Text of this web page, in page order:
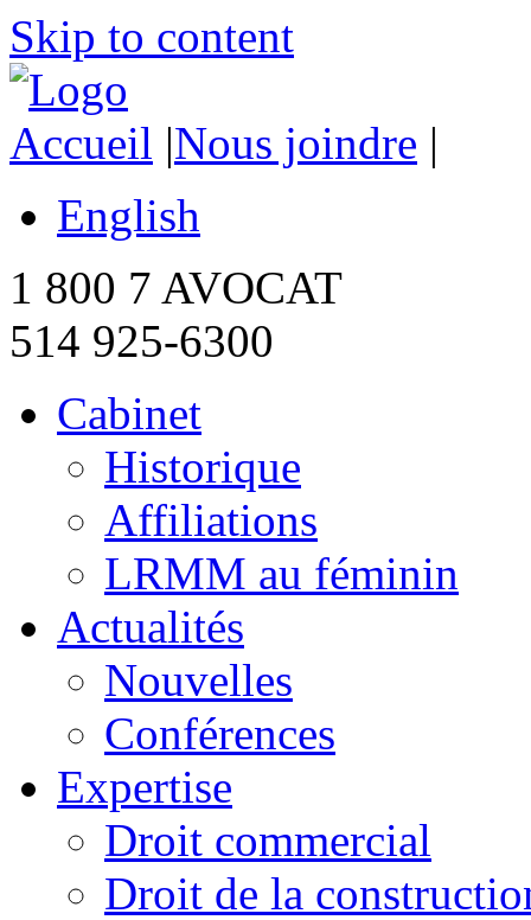
Skip to content
Accueil |Nous joindre |
English
1 800 7 AVOCAT
514 925-6300
Cabinet
Historique
Affiliations
LRMM au féminin
Actualités
Nouvelles
Conférences
Expertise
Droit commercial
Droit de la